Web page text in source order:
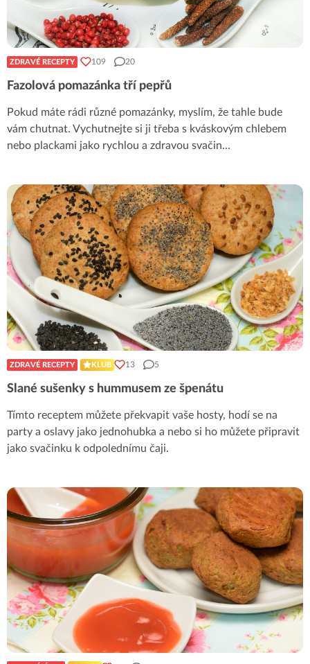
ZDRAVÉ RECEPTY 109 20
Fazolová pomazánka tří pepřů
Pokud máte rádi různé pomazánky, myslím, že tahle bude
vám chutnat. Vychutnejte si ji třeba s kváskovým chlebem
nebo plackami jako rychlou a zdravou svačin...
ZDRAVÉ RECEPTY KLUB 13 5
Slané sušenky s hummusem ze špenátu
Tímto receptem můžete překvapit vaše hosty, hodí se na
party a oslavy jako jednohubka a nebo si ho můžete připravit
jako svačinku k odpolednímu čaji.